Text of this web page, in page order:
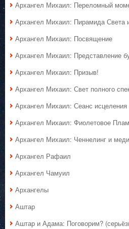
Архангел Михаил: Переломный
Архангел Михаил: Пирамида Света
Архангел Михаил: Посвящение
Архангел Михаил: Представление
Архангел Михаил: Призыв!
Архангел Михаил: Свет полного
Архангел Михаил: Сеанс исцеления
Архангел Михаил: Фиолетовое
Архангел Михаил: Ченнелинг и
Архангел Рафаил
Архангел Чамуил
Архангелы
Аштар
Аштар и Адама: Поговорим?